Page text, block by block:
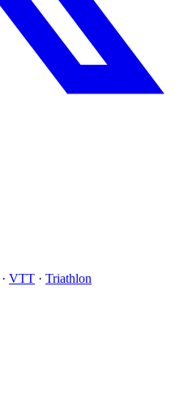
· VTT · Triathlon